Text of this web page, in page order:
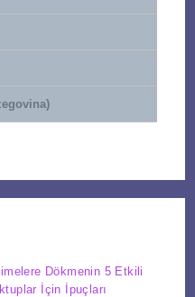
Dökmenin 5 Etkili
İçin İpuçları